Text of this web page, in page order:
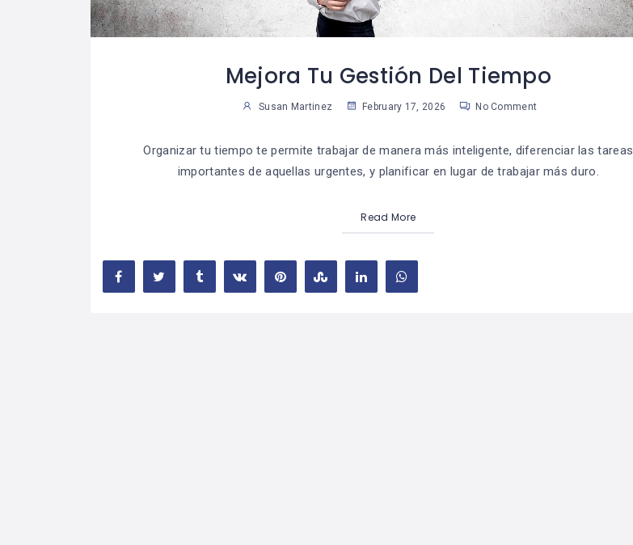
Mejora Tu Gestión Del Tiempo
Susan Martinez February 17, 2026 No Comment
Organizar tu tiempo te permite trabajar de manera más inteligente, diferenciar las tareas
importantes de aquellas urgentes, y planificar en lugar de trabajar más duro.
Read More